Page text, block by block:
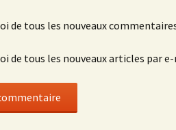
de tous les nouveaux
de tous les nouveaux articles par